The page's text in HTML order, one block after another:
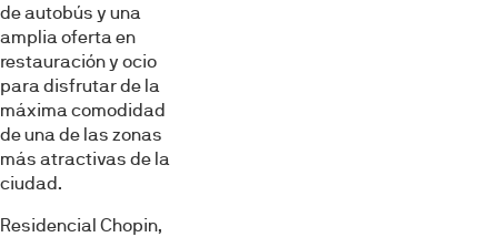
de autobús y una
amplia oferta en
restauración y ocio
para disfrutar de la
máxima comodidad
de una de las zonas
más atractivas de la
ciudad.
Residencial Chopin,